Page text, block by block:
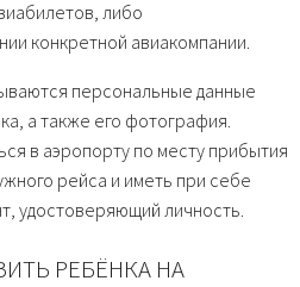
либо
конкретной авиакомпании.
персональные данные
а также его фотография.
в аэропорту по месту прибытия
рейса и иметь при себе
удостоверяющий личность.
РЕБЁНКА НА